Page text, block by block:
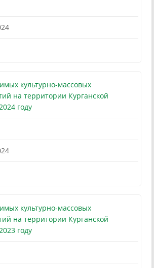
культурно-массовых
на территории Курганской
году
культурно-массовых
на территории Курганской
году